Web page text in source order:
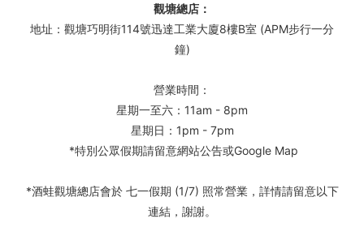
觀塘總店：
地址：觀塘巧明街114號迅達工業大廈8樓B室 (APM步行一分
鐘)
營業時間：
星期一至六：11am - 8pm
星期日：1pm - 7pm
*特別公眾假期請留意網站公告或Google Map
*酒蛙觀塘總店會於 七一假期 (1/7) 照常營業，詳情請留意以下
連結，謝謝。